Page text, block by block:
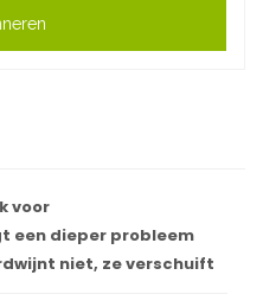
voor
een dieper probleem
niet, ze verschuift